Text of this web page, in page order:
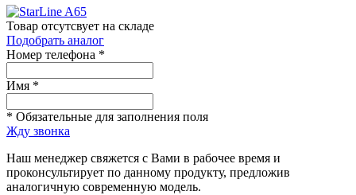
Товар отсутсвует на складе
Подобрать аналог
Номер телефона *
Имя *
* Обязательные для заполнения поля
Жду звонка
Наш менеджер свяжется с Вами в рабочее время и
проконсультирует по данному продукту, предложив
аналогичную современную модель.